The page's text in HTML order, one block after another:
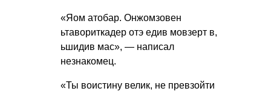
«Яом атобар. Онжомзовен
ьтавориткадер отэ едив мовзерт в,
ьшидив мас», — написал
незнакомец.
«Ты воистину велик, не превзойти